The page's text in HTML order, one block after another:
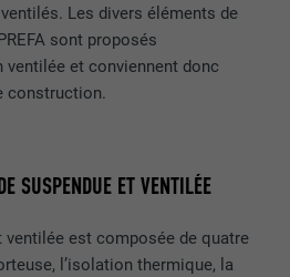
Les divers éléments de
sont proposés
ventilée et conviennent donc
construction.
SUSPENDUE ET VENTILÉE
ventilée est composée de quatre
l’isolation thermique, la
générer des données statistiques
manière dont l'utilisateur utilise le
en particulier la langue que
préférez, combien de résultats de
doivent être affichés par page
10 ou 20) et si le filtre Google